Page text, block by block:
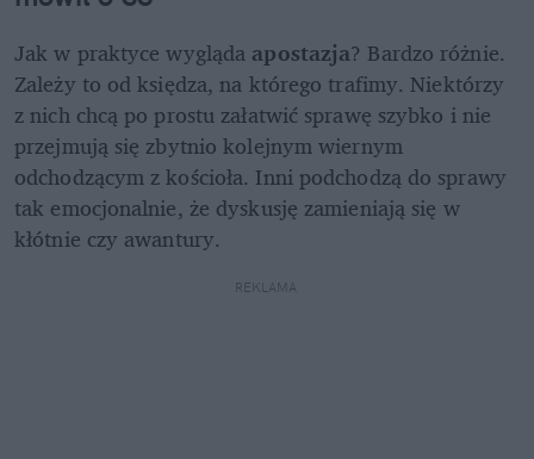
Jak w praktyce wygląda apostazja? Bardzo różnie.
Zależy to od księdza, na którego trafimy. Niektórzy
z nich chcą po prostu załatwić sprawę szybko i nie
przejmują się zbytnio kolejnym wiernym
odchodzącym z kościoła. Inni podchodzą do sprawy
tak emocjonalnie, że dyskusję zamieniają się w
kłótnie czy awantury.
REKLAMA